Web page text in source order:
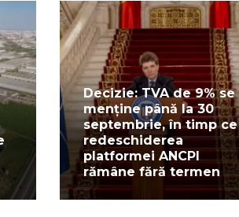
Decizie: TVA de 9% se
menține până la 30
septembrie, în timp ce
redeschiderea
platformei ANCPI
rămâne fără termen